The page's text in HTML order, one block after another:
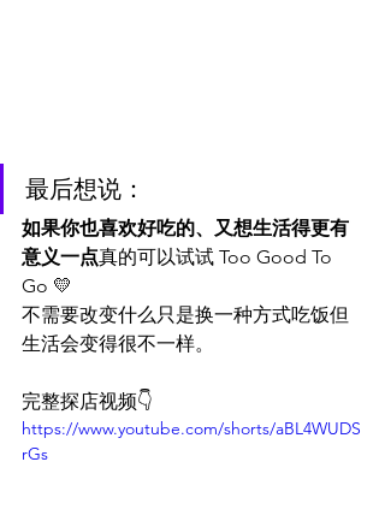
最后想说：
如果你也喜欢好吃的、又想生活得更有
意义一点真的可以试试 Too Good To
Go 💛
不需要改变什么只是换一种方式吃饭但
生活会变得很不一样。
完整探店视频👇
https://www.youtube.com/shorts/aBL4WUDS
rGs